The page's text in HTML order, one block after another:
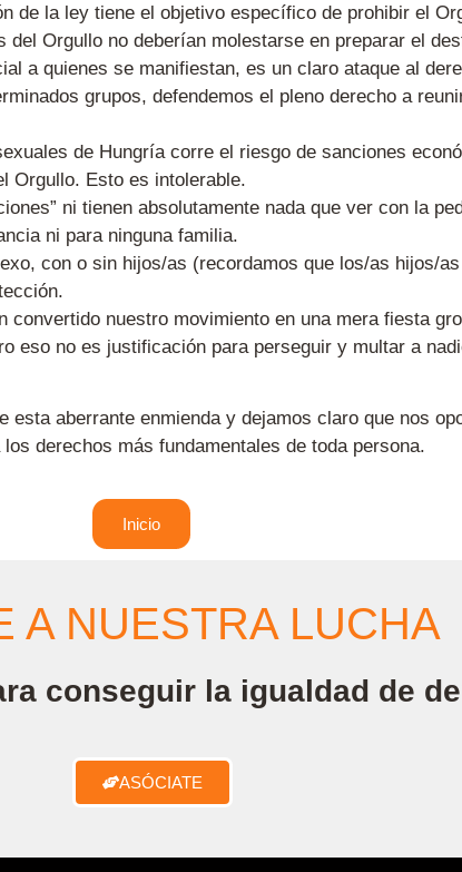
de la ley tiene el objetivo específico de prohibir el
Orgullo no deberían molestarse en preparar el
a quienes se manifiestan, es un claro ataque al
grupos, defendemos el pleno derecho a
de Hungría corre el riesgo de sanciones
Orgullo. Esto es intolerable.
ni tienen absolutamente nada que ver con la
ni para ninguna familia.
con o sin hijos/as (recordamos que los/as hijos/
convertido nuestro movimiento en una mera fiesta
eso no es justificación para perseguir y multar a
esta aberrante enmienda y dejamos claro que nos
derechos más fundamentales de toda persona.
Inicio
A NUESTRA LUCHA
conseguir la igualdad de
ASÓCIATE